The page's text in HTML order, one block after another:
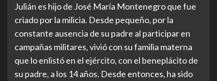
Julián es hijo de José María Montenegro que fue
criado por la milicia. Desde pequeño, por la
constante ausencia de su padre al participar en
campañas militares, vivió con su familia materna
que lo enlistó en el ejército, con el beneplácito de
su padre, a los 14 años. Desde entonces, ha sido